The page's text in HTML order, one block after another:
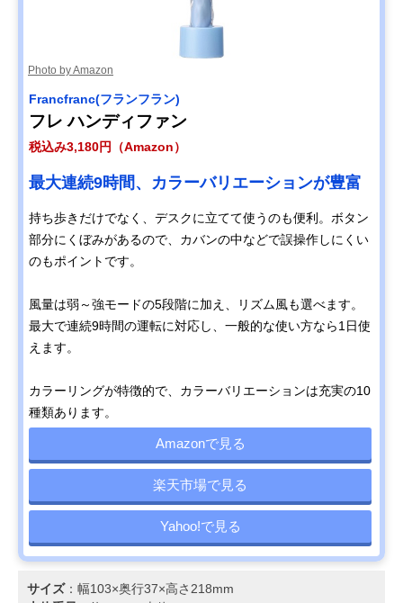
Photo by Amazon
Francfranc(フランフラン)
フレ ハンディファン
税込み3,180円（Amazon）
最大連続9時間、カラーバリエーションが豊富
持ち歩きだけでなく、デスクに立てて使うのも便利。ボタン
部分にくぼみがあるので、カバンの中などで誤操作しにくい
のもポイントです。
風量は弱～強モードの5段階に加え、リズム風も選べます。
最大で連続9時間の運転に対応し、一般的な使い方なら1日使
えます。
カラーリングが特徴的で、カラーバリエーションは充実の10
種類あります。
Amazonで見る
楽天市場で見る
Yahoo!で見る
サイズ：幅103×奥行37×高さ218mm